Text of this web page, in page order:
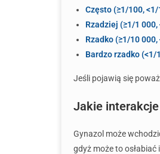
Często (≥1/100, <1/
Rzadziej (≥1/1 000,
Rzadko (≥1/10 000,
Bardzo rzadko (<1/
Jeśli pojawią się
Jakie
Gynazol może
gdyż może to